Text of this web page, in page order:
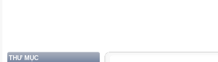
THƯ MỤC